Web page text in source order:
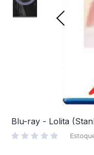
Blu-ray - Lolita